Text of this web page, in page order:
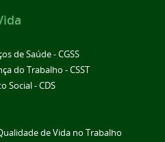
de Saúde - CGSS
do Trabalho - CSST
Social - CDS
de Vida no Trabalho